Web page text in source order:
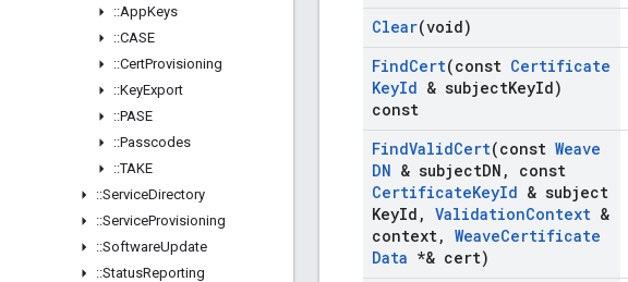
::AppKeys
::CASE
::CertProvisioning
::KeyExport
::PASE
::Passcodes
::TAKE
::ServiceDirectory
::ServiceProvisioning
::SoftwareUpdate
::StatusReporting
Clear(void)
FindCert(const Certificate
KeyId & subjectKeyId)
const
FindValidCert(const Weave
DN & subjectDN ,
const
CertificateKeyId & subject
KeyId , ValidationContext &
context, WeaveCertificate
Data *& cert)